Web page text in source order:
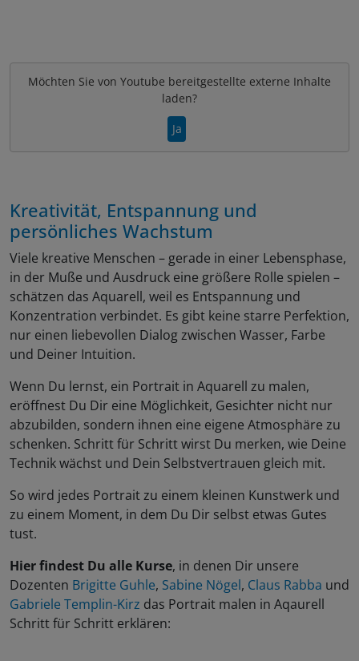
Möchten Sie von Youtube bereitgestellte externe Inhalte
laden?
Ja
Kreativität, Entspannung und
persönliches Wachstum
Viele kreative Menschen – gerade in einer Lebensphase,
in der Muße und Ausdruck eine größere Rolle spielen –
schätzen das Aquarell, weil es Entspannung und
Konzentration verbindet. Es gibt keine starre Perfektion,
nur einen liebevollen Dialog zwischen Wasser, Farbe
und Deiner Intuition.
Wenn Du lernst, ein Portrait in Aquarell zu malen,
eröffnest Du Dir eine Möglichkeit, Gesichter nicht nur
abzubilden, sondern ihnen eine eigene Atmosphäre zu
schenken. Schritt für Schritt wirst Du merken, wie Deine
Technik wächst und Dein Selbstvertrauen gleich mit.
So wird jedes Portrait zu einem kleinen Kunstwerk und
zu einem Moment, in dem Du Dir selbst etwas Gutes
tust.
Hier findest Du alle Kurse, in denen Dir unsere
Dozenten Brigitte Guhle, Sabine Nögel, Claus Rabba und
Gabriele Templin-Kirz das Portrait malen in Aqaurell
Schritt für Schritt erklären: